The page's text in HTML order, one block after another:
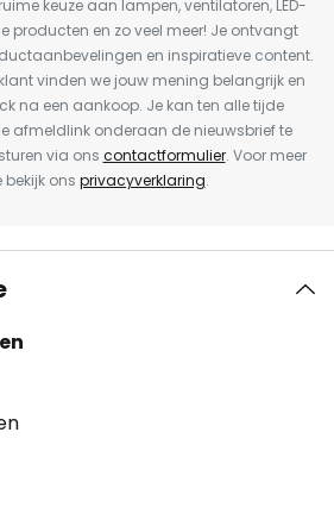
keuze aan lampen, ventilatoren, LED-
producten en zo veel meer! Je ontvangt
en inspiratieve content.
vinden we jouw mening belangrijk en
na een aankoop. Je kan ten alle tijde
afmeldlink onderaan de nieuwsbrief te
via ons contactformulier. Voor meer
ons privacyverklaring.